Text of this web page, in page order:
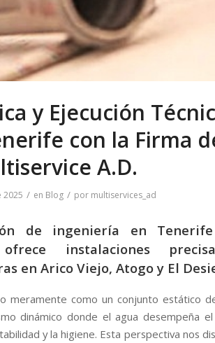
y Ejecución
con la Firma
A.D.
2025 / en Blog / por multiservices_ad
de ingeniería en
instalaciones
en Arico Viejo, Atogo y El
meramente como un conjunto estático
dinámico donde el agua desempeña
y la higiene. Esta perspectiva nos